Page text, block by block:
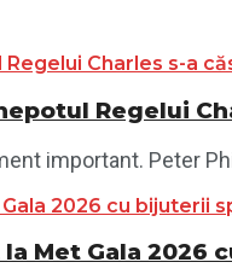
Regelui
important. Peter
Met Gala 2026